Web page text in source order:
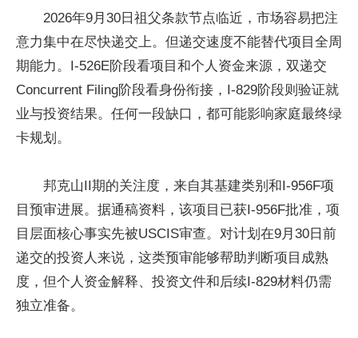
2026年9月30日祖父条款节点临近，市场容易把注
意力集中在尽快递交上。但递交速度不能替代项目全周
期能力。I-526E阶段看项目和个人资金来源，双递交
Concurrent Filing阶段看身份衔接，I-829阶段则验证就
业与投资结果。任何一段缺口，都可能影响家庭最终绿
卡规划。
邦克山II期的关注度，来自其基建类别和I-956F项
目预审进展。据通稿资料，该项目已获I-956F批准，项
目层面核心事实先被USCIS审查。对计划在9月30日前
递交的投资人来说，这类预审能够帮助判断项目成熟
度，但个人资金解释、投资文件和后续I-829材料仍需
独立准备。